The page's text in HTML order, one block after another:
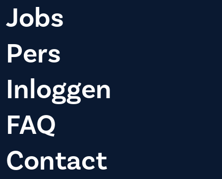
Jobs
Pers
Inloggen
FAQ
Contact